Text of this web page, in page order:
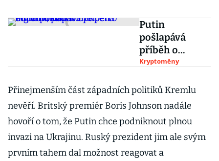
Putin
pošlapává
příběh o
digitálním
odhadli, kam
může cena
Kryptoměny
Přinejmenším část západních politiků Kremlu
nevěří. Britský premiér Boris Johnson nadále
hovoří o tom, že Putin chce podniknout plnou
invazi na Ukrajinu. Ruský prezident jim ale svým
prvním tahem dal možnost reagovat a